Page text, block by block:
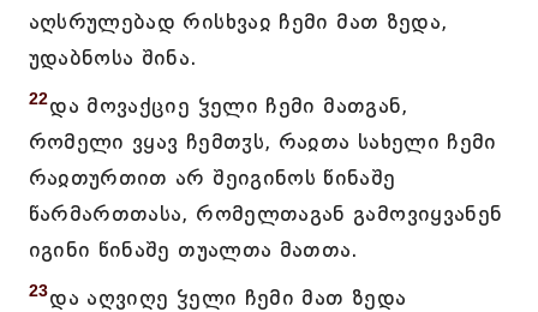
აღსრულებად რისხვაჲ ჩემი მათ ზედა,
უდაბნოსა შინა.
22და მოვაქციე ჴელი ჩემი მათგან,
რომელი ვყავ ჩემთჳს, რაჲთა სახელი ჩემი
რაჲთურთით არ შეიგინოს წინაშე
წარმართთასა, რომელთაგან გამოვიყვანენ
იგინი წინაშე თუალთა მათთა.
23და აღვიღე ჴელი ჩემი მათ ზედა